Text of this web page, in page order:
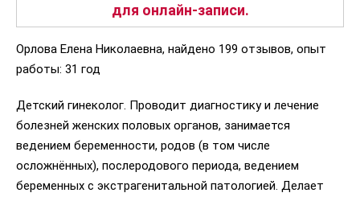
для онлайн-записи.
Орлова Елена Николаевна, найдено 199 отзывов, опыт
работы: 31 год
Детский гинеколог. Проводит диагностику и лечение
болезней женских половых органов, занимается
ведением беременности, родов (в том числе
осложнённых), послеродового периода, ведением
беременных с экстрагенитальной патологией. Делает